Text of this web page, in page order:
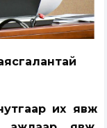
их явж